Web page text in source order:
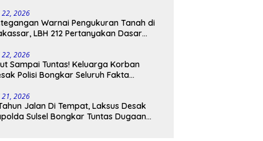
22, 2026
Warnai Pengukuran Tanah di
LBH 212 Pertanyakan Dasar
22, 2026
Sampai Tuntas! Keluarga Korban
Polisi Bongkar Seluruh Fakta
21, 2026
Jalan Di Tempat, Laksus Desak
Sulsel Bongkar Tuntas Dugaan